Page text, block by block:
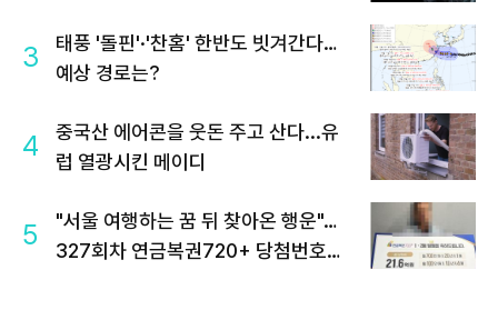
3
태풍 '돌핀'·'찬홈' 한반도 빗겨간다…
예상 경로는?
4
중국산 에어콘을 웃돈 주고 산다...유
럽 열광시킨 메이디
5
"서울 여행하는 꿈 뒤 찾아온 행운"…
327회차 연금복권720+ 당첨번호조